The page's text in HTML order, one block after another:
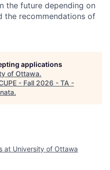
the future depending on
the recommendations of
applications
of Ottawa.
- Fall 2026 - TA -
.
at University of Ottawa